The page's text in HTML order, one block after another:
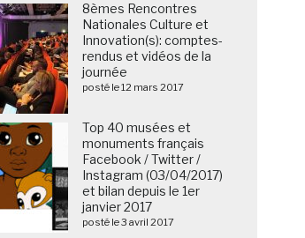
8èmes Rencontres
Nationales Culture et
Innovation(s): comptes-
rendus et vidéos de la
journée
posté le 12 mars 2017
Top 40 musées et
monuments français
Facebook / Twitter /
Instagram (03/04/2017)
et bilan depuis le 1er
janvier 2017
posté le 3 avril 2017